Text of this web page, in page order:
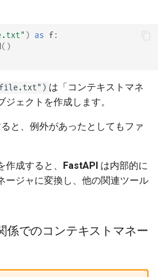
) as f:
()
は「コンテキストマネ
ェクトを作成します。
と、例外があったとしてもファ
作成すると、 FastAPI は内部的に
ージャに変換し、他の関連ツール
係でのコンテキストマネー